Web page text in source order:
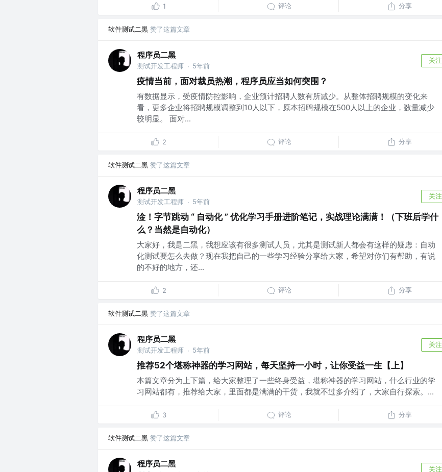
1 评论 分享
软件测试二黑 赞了这篇文章
程序员二黑
测试开发工程师 · 5年前
关注
疫情当前，面对裁员热潮，程序员应当如何突围？
有数据显示，受疫情防控影响，企业预计招聘人数有所减少。从整体招聘规模的变化来
看，更多企业将招聘规模调整到10人以下，原本招聘规模在500人以上的企业，数量减少
较明显。 面对...
2 评论 分享
软件测试二黑 赞了这篇文章
程序员二黑
测试开发工程师 · 5年前
关注
淦！字节跳动 “ 自动化 ” 优化学习手册进阶笔记，实战理论满满！（下班后学什
么？当然是自动化）
大家好，我是二黑，我想应该有很多测试人员，尤其是测试新人都会有这样的疑虑：自动
化测试要怎么去做？现在我把自己的一些学习经验分享给大家，希望对你们有帮助，有说
的不好的地方，还...
2 评论 分享
软件测试二黑 赞了这篇文章
程序员二黑
测试开发工程师 · 5年前
关注
推荐52个堪称神器的学习网站，每天坚持一小时，让你受益一生【上】
本篇文章分为上下篇，给大家整理了一些终身受益，堪称神器的学习网站，什么行业的学
习网站都有，推荐给大家，里面都是满满的干货，我就不过多介绍了，大家自行探索。...
3 评论 分享
软件测试二黑 赞了这篇文章
程序员二黑
关注